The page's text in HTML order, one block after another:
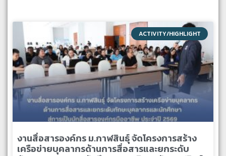
ACTIVITY/HIGHLIGHT
งานสื่อสารองค์กร ม.กาฬสินธุ์ จัดโครงการสร้าง
เครือข่ายบุคลากรด้านการสื่อสารและยกระดับ